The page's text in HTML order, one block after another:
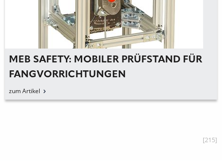
MEB SAFETY: MOBILER PRÜFSTAND FÜR
FANGVORRICHTUNGEN
zum Artikel
[215]